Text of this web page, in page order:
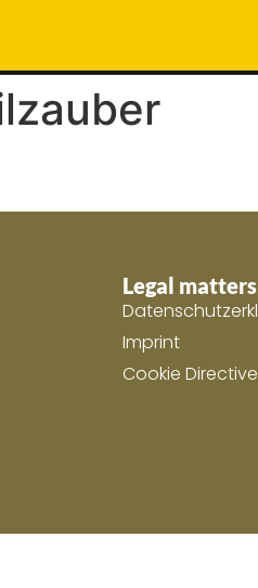
Legal matters
Imprint
Cookie Directive